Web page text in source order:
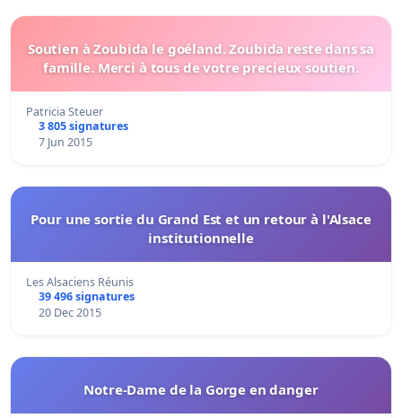
Soutien à Zoubida le goéland. Zoubida reste dans sa
famille. Merci à tous de votre precieux soutien.
Patricia Steuer
3 805 signatures
7 Jun 2015
Pour une sortie du Grand Est et un retour à l'Alsace
institutionnelle
Les Alsaciens Réunis
39 496 signatures
20 Dec 2015
Notre-Dame de la Gorge en danger